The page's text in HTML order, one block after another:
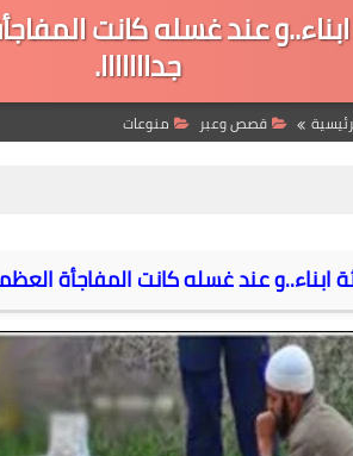
ابناء..و عند غسله كانت
جدااااااا.
قصص وعبر منوعات
ابناء..و عند غسله كانت المفاجأة